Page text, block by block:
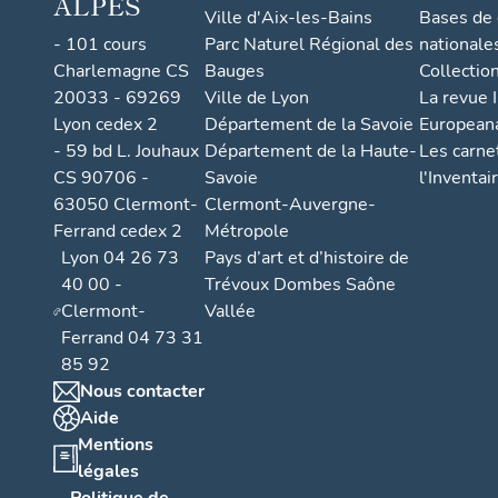
- 101 cours
Charlemagne CS
20033 - 69269
Lyon cedex 2
- 59 bd L. Jouhaux
CS 90706 -
63050 Clermont-
Ferrand cedex 2
Lyon 04 26 73
40 00 -
Clermont-
Ferrand 04 73 31
85 92
Nous contacter
Aide
Mentions
légales
Ville d'Aix-les-Bains
Parc Naturel Régional des
Bauges
Ville de Lyon
Département de la Savoie
Département de la Haute-
Savoie
Clermont-Auvergne-
Métropole
Pays d’art et d’histoire de
Trévoux Dombes Saône
Vallée
Bases
La revue
Les